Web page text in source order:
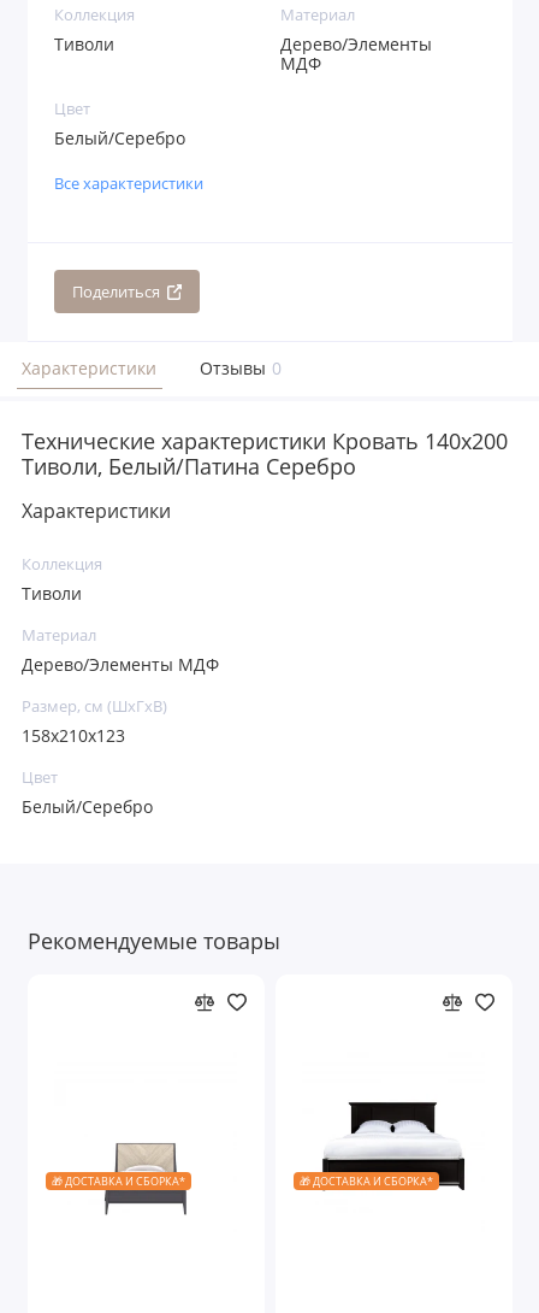
Коллекция
Тиволи
Материал
Дерево/Элементы
МДФ
Цвет
Белый/Серебро
Все характеристики
Поделиться
Характеристики Отзывы 0
Технические характеристики Кровать 140x200
Тиволи, Белый/Патина Серебро
Характеристики
Коллекция
Тиволи
Материал
Дерево/Элементы МДФ
Размер, см (ШхГхВ)
158x210x123
Цвет
Белый/Серебро
Рекомендуемые товары
🎁 ДОСТАВКА И СБОРКА* 🎁 ДОСТАВКА И СБОРКА*